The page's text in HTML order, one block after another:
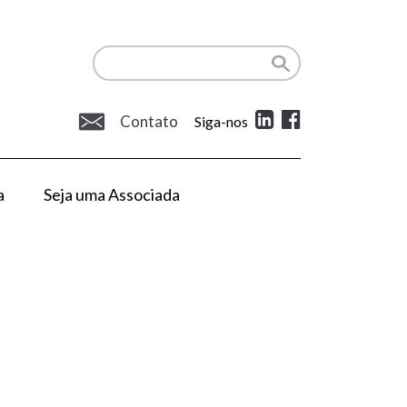
Contato Siga-nos
Seja uma Associada